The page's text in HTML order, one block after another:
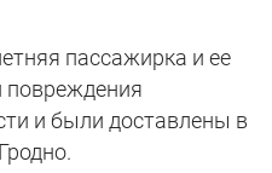
пассажирка и ее
повреждения
и были доставлены в